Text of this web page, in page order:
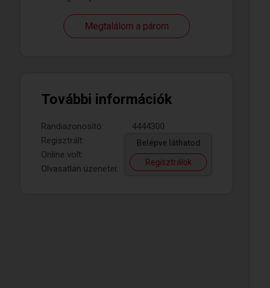
Megtalálom a párom
További információk
Randiazonosító:
4444300
Regisztrált:
Online volt:
Olvasatlan üzenetei:
Belépve láthatod
Regisztrálok